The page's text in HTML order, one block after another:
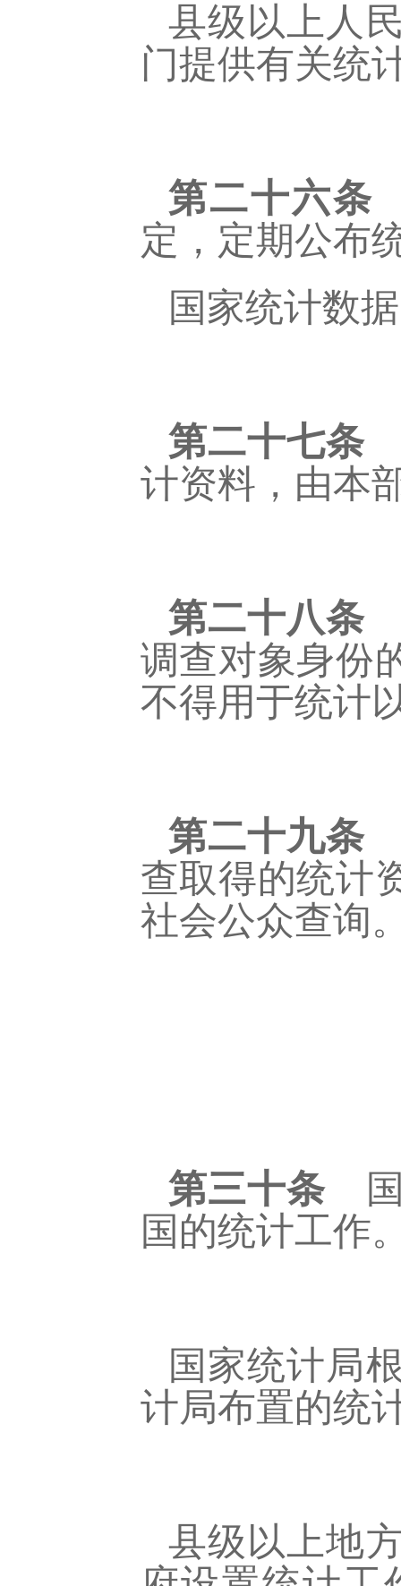
县级以上人
门提供有关统
第二十六条
定，定期公布
国家统计数
第二十七条
计资料，由本
第二十八条
调查对象身份
不得用于统计
第二十九条
查取得的统计
社会公众查询
第三十条 国
国的统计工作
国家统计局
计局布置的统
县级以上地